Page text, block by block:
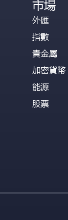
市場
外匯
指數
貴金屬
加密貨幣
能源
股票